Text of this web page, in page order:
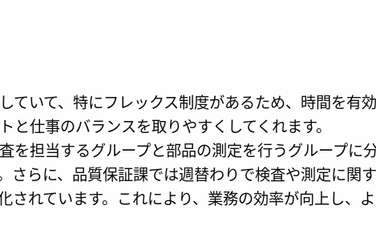
ていて、特にフレックス制度があるため、時間を有
と仕事のバランスを取りやすくしてくれます。
を担当するグループと部品の測定を行うグループに
さらに、品質保証課では週替わりで検査や測定に関
されています。これにより、業務の効率が向上し、